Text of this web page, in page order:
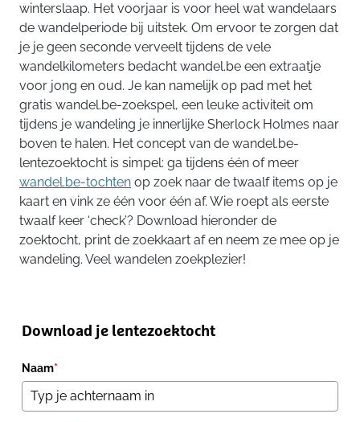
winterslaap. Het voorjaar is voor heel wat wandelaars
de wandelperiode bij uitstek. Om ervoor te zorgen dat
je je geen seconde verveelt tijdens de vele
wandelkilometers bedacht wandel.be een extraatje
voor jong en oud. Je kan namelijk op pad met het
gratis wandel.be-zoekspel, een leuke activiteit om
tijdens je wandeling je innerlijke Sherlock Holmes naar
boven te halen. Het concept van de wandel.be-
lentezoektocht is simpel: ga tijdens één of meer
wandel.be-tochten op zoek naar de twaalf items op je
kaart en vink ze één voor één af. Wie roept als eerste
twaalf keer ‘check’? Download hieronder de
zoektocht, print de zoekkaart af en neem ze mee op je
wandeling. Veel wandelen zoekplezier!
Download je lentezoektocht
Naam*